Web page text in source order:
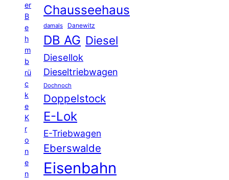
er
B
e
h
m
b
rü
c
k
e
K
r
o
n
e
n
Chausseehaus
damals Danewitz
DB AG Diesel
Diesellok
Dieseltriebwagen
Dochnoch
Doppelstock
E-Lok
E-Triebwagen
Eberswalde
Eisenbahn